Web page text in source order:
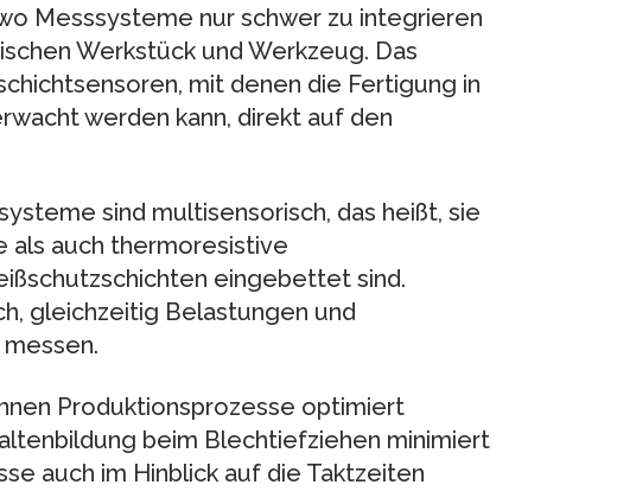
Messsysteme nur schwer zu integrieren
Werkstück und Werkzeug. Das
mit denen die Fertigung in
werden kann, direkt auf den
sind multisensorisch, das heißt, sie
als auch thermoresistive
eingebettet sind.
gleichzeitig Belastungen und
Produktionsprozesse optimiert
beim Blechtiefziehen minimiert
auch im Hinblick auf die Taktzeiten